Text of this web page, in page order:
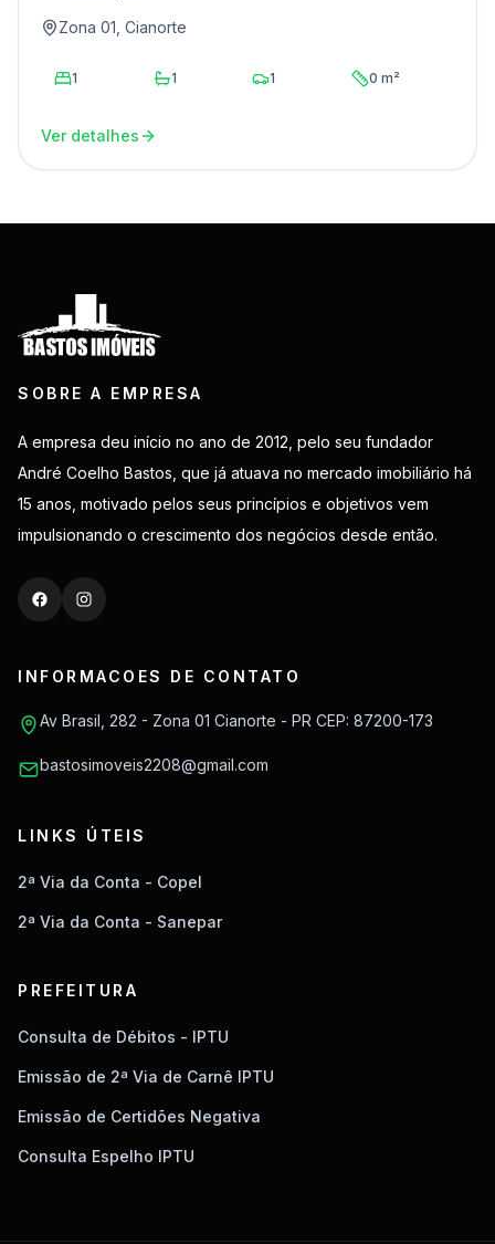
Zona 01, Cianorte
1 1 1 0 m²
Ver detalhes
SOBRE A EMPRESA
A empresa deu início no ano de 2012, pelo seu fundador
André Coelho Bastos, que já atuava no mercado imobiliário há
15 anos, motivado pelos seus princípios e objetivos vem
impulsionando o crescimento dos negócios desde então.
INFORMACOES DE CONTATO
Av Brasil, 282 - Zona 01 Cianorte - PR CEP: 87200-173
bastosimoveis2208@gmail.com
LINKS ÚTEIS
2ª Via da Conta - Copel
2ª Via da Conta - Sanepar
PREFEITURA
Consulta de Débitos - IPTU
Emissão de 2ª Via de Carnê IPTU
Emissão de Certidões Negativa
Consulta Espelho IPTU